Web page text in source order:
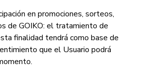
en promociones, sorteos,
de GOIKO: el tratamiento de
finalidad tendrá como base de
que el Usuario podrá